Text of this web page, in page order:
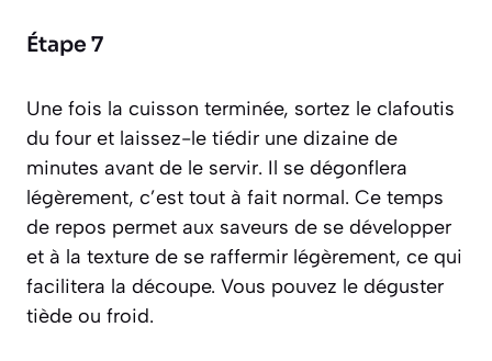
Étape 7
Une fois la cuisson terminée, sortez le clafoutis
du four et laissez-le tiédir une dizaine de
minutes avant de le servir. Il se dégonflera
légèrement, c’est tout à fait normal. Ce temps
de repos permet aux saveurs de se développer
et à la texture de se raffermir légèrement, ce qui
facilitera la découpe. Vous pouvez le déguster
tiède ou froid.